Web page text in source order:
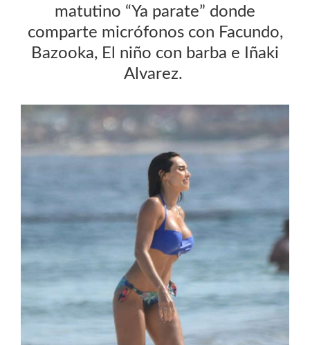
matutino “Ya parate” donde
comparte micrófonos con Facundo,
Bazooka, El niño con barba e Iñaki
Alvarez.